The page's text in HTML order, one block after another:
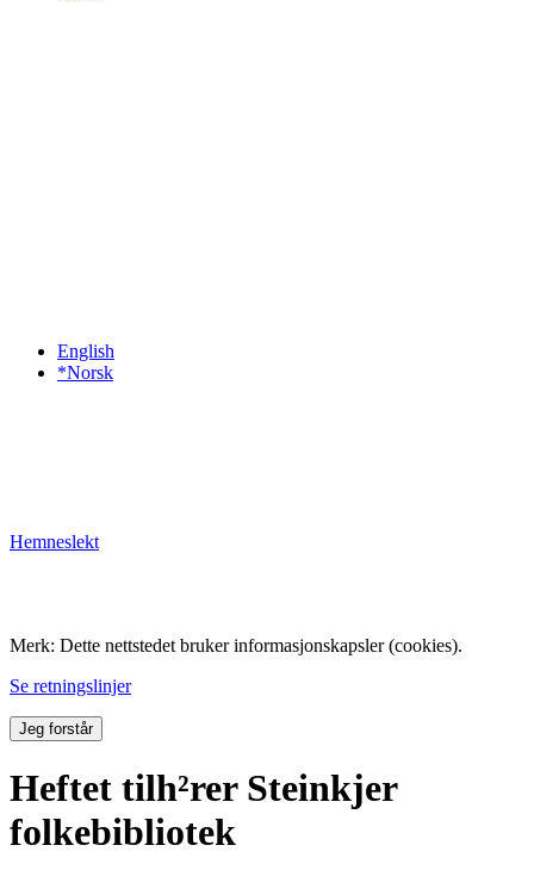
English
*Norsk
Hemneslekt
Merk: Dette nettstedet bruker informasjonskapsler (cookies).
Se retningslinjer
Jeg forstår
Heftet tilh²rer Steinkjer
folkebibliotek